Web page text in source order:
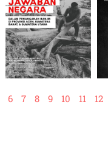
6 7 8 9 10 11 12